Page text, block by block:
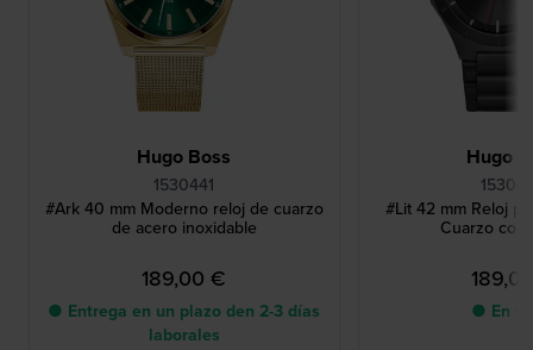
Hugo Boss
1530441
#Ark 40 mm Moderno reloj de cuarzo
de acero inoxidable
189,00 €
● Entrega en un plazo den 2-3 días
laborales
Hugo
#Lit 42 mm Reloj
Cuarzo
● En